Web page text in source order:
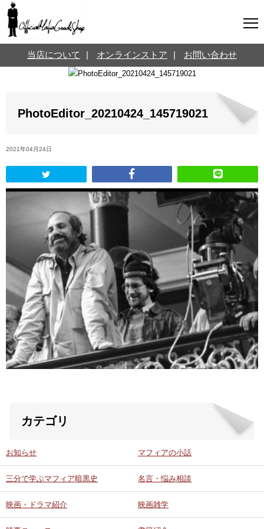
三分で学ぶマフィア暗黒史 名言・悩み相談
映画・ドラマ紹介 映画雑学
時事ニュース 書籍紹介
ABOUT US
当店の紹介
オンラインストア
当店について オンラインストア お問い合わせ
PhotoEditor_20210424_145719021
2021年04月24日
カテゴリ
お知らせ マフィアの小話
三分で学ぶマフィア暗黒史 名言・悩み相談
映画・ドラマ紹介 映画雑学
オンラインストア
お問い合わせ